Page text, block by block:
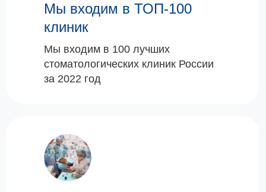
Мы входим в ТОП-100
клиник
Мы входим в 100 лучших
стоматологических клиник России
за 2022 год